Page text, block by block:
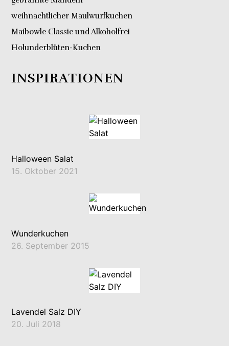
weihnachtlicher Maulwurfkuchen
Maibowle Classic und Alkoholfrei
Holunderblüten-Kuchen
INSPIRATIONEN
Halloween Salat
15. Oktober 2021
Wunderkuchen
26. September 2015
Lavendel Salz DIY
20. Juli 2018